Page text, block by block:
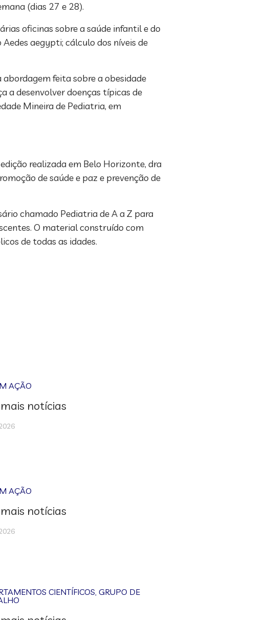
(dias 27 e 28).
oficinas sobre a saúde infantil e do
aegypti; cálculo dos níveis de
feita sobre a obesidade
a desenvolver doenças típicas de
Mineira de Pediatria, em
realizada em Belo Horizonte, dra
de saúde e paz e prevenção de
chamado Pediatria de A a Z para
O material construído com
de todas as idades.
AÇÃO
notícias
AÇÃO
notícias
CIENTÍFICOS,GRUPO DE